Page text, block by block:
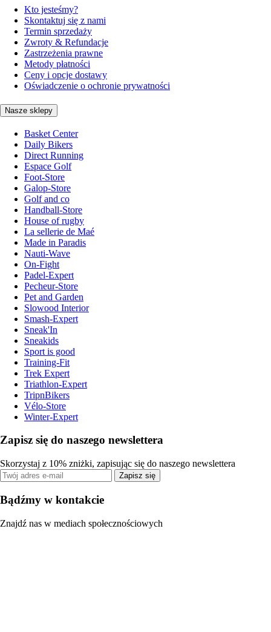
Kto jesteśmy?
Skontaktuj się z nami
Termin sprzedaży
Zwroty & Refundacje
Zastrzeżenia prawne
Metody płatności
Ceny i opcje dostawy
Oświadczenie o ochronie prywatności
Nasze sklepy
Basket Center
Daily Bikers
Direct Running
Espace Golf
Foot-Store
Galop-Store
Golf and co
Handball-Store
House of rugby
La sellerie de Maé
Made in Paradis
Nauti-Wave
On-Fight
Padel-Expert
Pecheur-Store
Pet and Garden
Slowood Interior
Smash-Expert
Sneak'In
Sneakids
Sport is good
Training-Fit
Trek Expert
Triathlon-Expert
TripnBikers
Vélo-Store
Winter-Expert
Zapisz się do naszego newslettera
Skorzystaj z 10% zniżki, zapisując się do naszego newslettera
Zapisz się
Bądźmy w kontakcie
Znajdź nas w mediach społecznościowych